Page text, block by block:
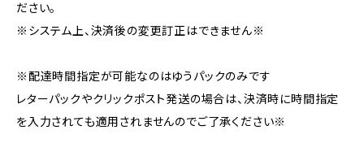
ださい。
※システム上、決済後の変更訂正はできません※
※配達時間指定が可能なのはゆうパックのみです
レターパックやクリックポスト発送の場合は、決済時に時間指定
を入力されても適用されませんのでご了承ください※